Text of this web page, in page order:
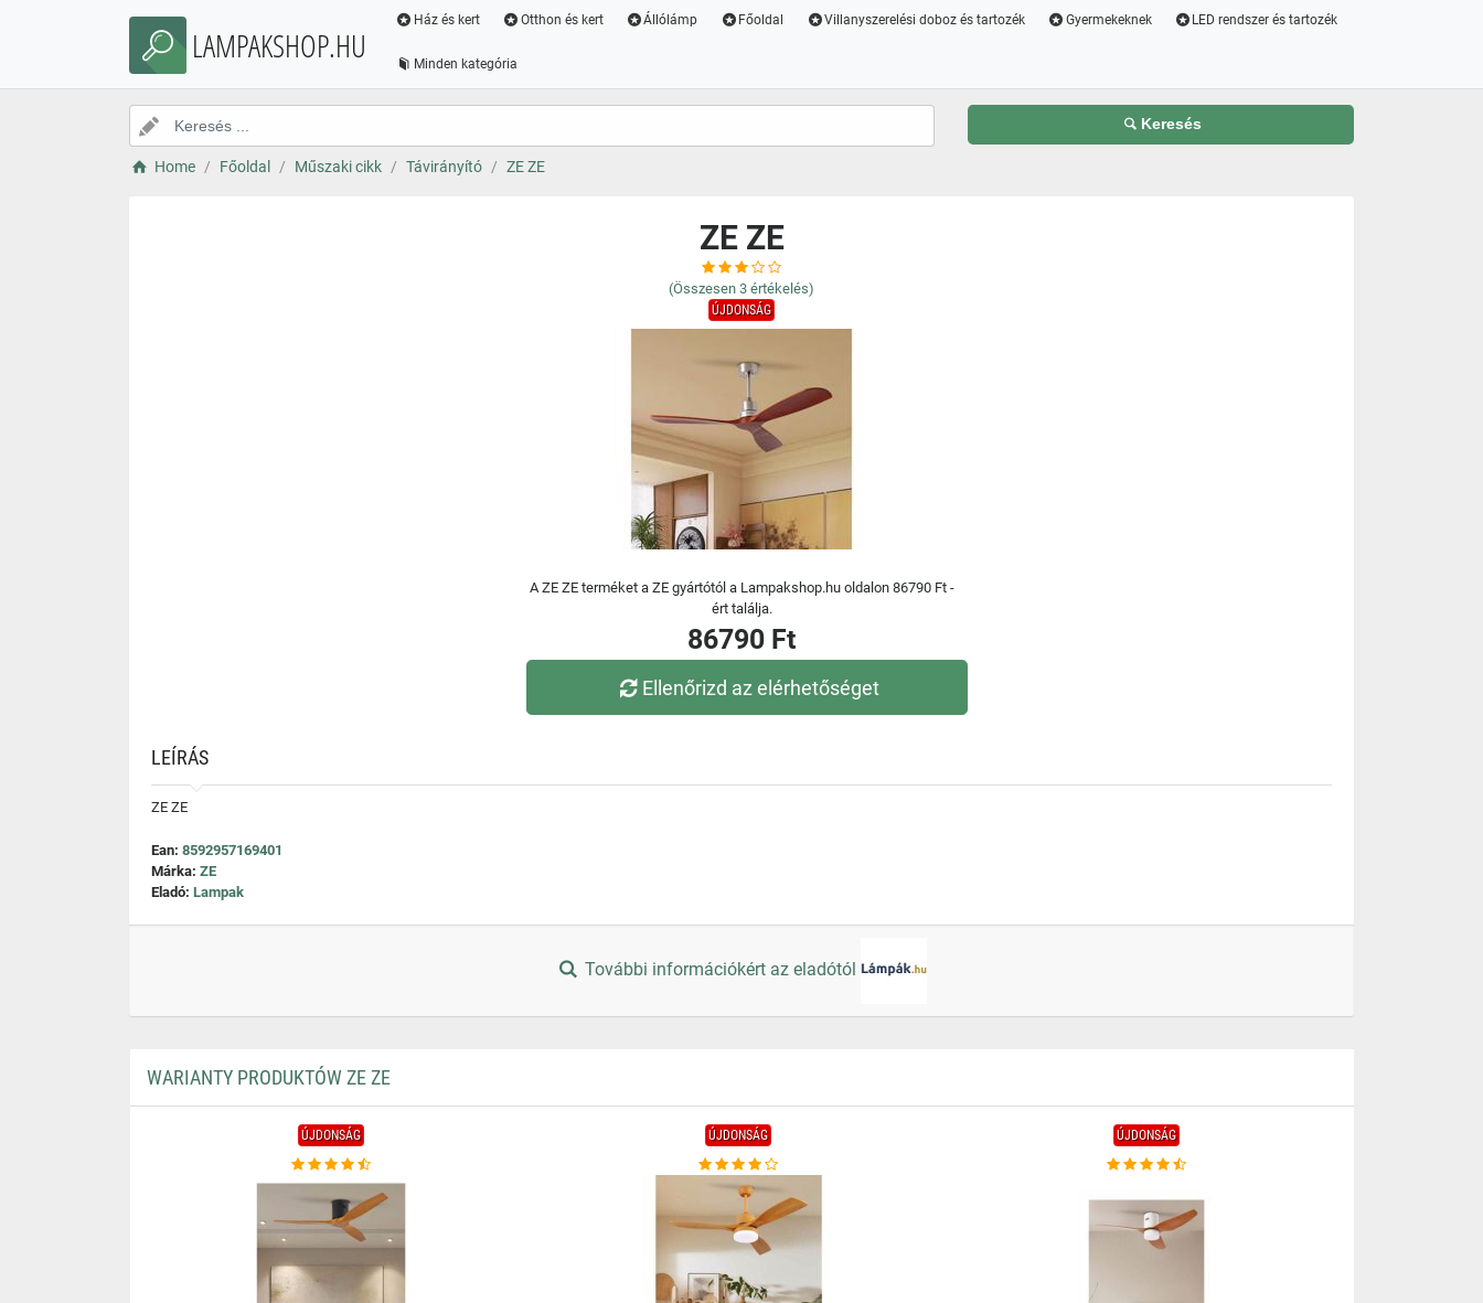
LAMPAKSHOP.HU
Ház és kert Otthon és kert Állólámp Főoldal Villanyszerelési doboz és tartozék Gyermekeknek LED rendszer és tartozék
Minden kategória
Keresés
Home Főoldal Műszaki cikk Távirányító ZE ZE
ZE ZE
(Összesen 3 értékelés)
ÚJDONSÁG
A ZE ZE terméket a ZE gyártótól a Lampakshop.hu oldalon 86790 Ft -
ért találja.
86790 Ft
Ellenőrizd az elérhetőséget
LEÍRÁS
ZE ZE
Ean: 8592957169401
Márka: ZE
Eladó: Lampak
További információkért az eladótól
WARIANTY PRODUKTÓW ZE ZE
ÚJDONSÁG ÚJDONSÁG ÚJDONSÁG